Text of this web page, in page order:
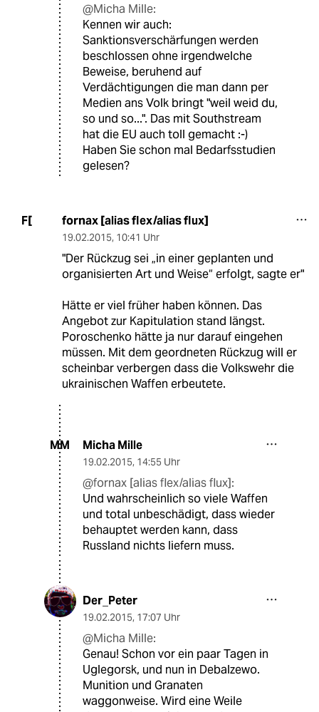
@Micha Mille:
Kennen wir auch:
Sanktionsverschärfungen werden
beschlossen ohne irgendwelche
Beweise, beruhend auf
Verdächtigungen die man dann per
Medien ans Volk bringt "weil weid du,
so und so...". Das mit Southstream
hat die EU auch toll gemacht :-)
Haben Sie schon mal Bedarfsstudien
gelesen?
F[ fornax [alias flex/alias flux]
19.02.2015, 10:41 Uhr
"Der Rückzug sei „in einer geplanten und
organisierten Art und Weise“ erfolgt, sagte er"
Hätte er viel früher haben können. Das
Angebot zur Kapitulation stand längst.
Poroschenko hätte ja nur darauf eingehen
müssen. Mit dem geordneten Rückzug will er
scheinbar verbergen dass die Volkswehr die
ukrainischen Waffen erbeutete.
MM Micha Mille
19.02.2015, 14:55 Uhr
@fornax [alias flex/alias flux]:
Und wahrscheinlich so viele Waffen
und total unbeschädigt, dass wieder
behauptet werden kann, dass
Russland nichts liefern muss.
Der_Peter
19.02.2015, 17:07 Uhr
@Micha Mille:
Genau! Schon vor ein paar Tagen in
Uglegorsk, und nun in Debalzewo.
Munition und Granaten
waggonweise. Wird eine Weile